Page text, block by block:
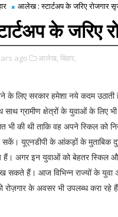
आलेख : स्टार्टअप के जरिए रोजगार
के जरिए
ago आलेख, बिहार,
के लिए सरकार हमेशा नये कदम
ग्रामीण क्षेत्रों के युवाओं के लिए
भी की थी ताकि वह अपने स्किल को
सकें। यूएनडीपी के आंकड़ों के मुताबिक
हैं। अगर इन युवाओं को बेहतर स्किल
सकते हैं। आज विभिन्न राज्यों के
के अवसर भी उपलब्ध करा रहे